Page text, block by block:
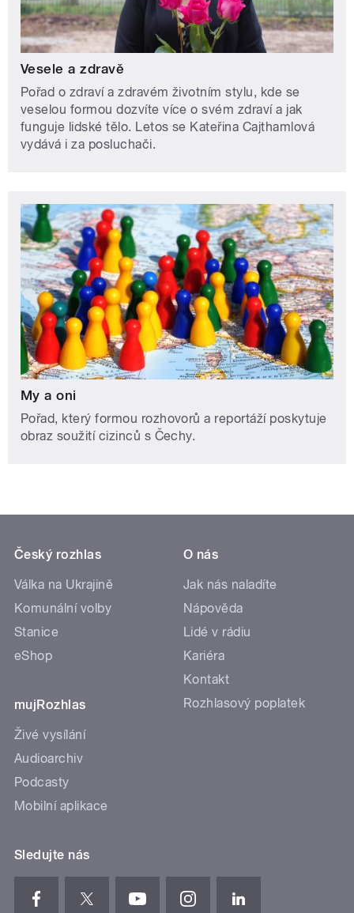
Vesele a zdravě
Pořad o zdraví a zdravém životním stylu, kde se
veselou formou dozvíte více o svém zdraví a jak
funguje lidské tělo. Letos se Kateřina Cajthamlová
vydává i za posluchači.
My a oni
Pořad, který formou rozhovorů a reportáží poskytuje
obraz soužití cizinců s Čechy.
Český rozhlas
Válka na Ukrajině
Komunální volby
Stanice
eShop
mujRozhlas
Živé vysílání
Audioarchiv
Podcasty
Mobilní aplikace
O nás
Jak nás naladíte
Nápověda
Lidé v rádiu
Kariéra
Kontakt
Rozhlasový poplatek
Sledujte nás